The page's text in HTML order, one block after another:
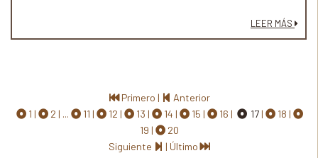
LEER MÁS
Primero |
Anterior
1
2 ... 11 12 13 14 15 16 17
18
19
20
Siguiente
| Último